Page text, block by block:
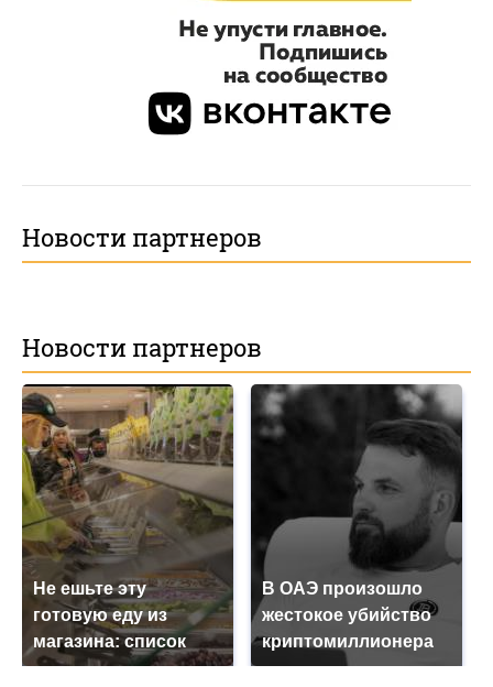
Новости партнеров
Новости партнеров
Не ешьте эту
готовую еду из
магазина: список
В ОАЭ произошло
жестокое убийство
криптомиллионера